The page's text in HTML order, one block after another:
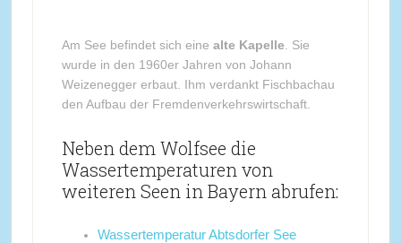
Am See befindet sich eine alte Kapelle . Sie
wurde in den 1960er Jahren von Johann
Weizenegger erbaut. Ihm verdankt Fischbachau
den Aufbau der Fremdenverkehrswirtschaft.
Neben dem Wolfsee die
Wassertemperaturen von
weiteren Seen in Bayern abrufen:
Wassertemperatur Abtsdorfer See